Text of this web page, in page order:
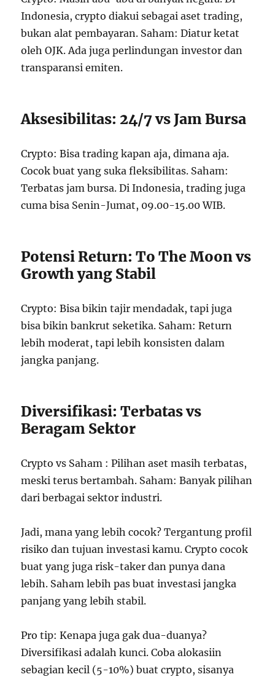
Indonesia, crypto diakui sebagai aset trading,
bukan alat pembayaran. Saham: Diatur ketat
oleh OJK. Ada juga perlindungan investor dan
transparansi emiten.
Aksesibilitas: 24/7 vs Jam Bursa
Crypto: Bisa trading kapan aja, dimana aja.
Cocok buat yang suka fleksibilitas. Saham:
Terbatas jam bursa. Di Indonesia, trading juga
cuma bisa Senin-Jumat, 09.00-15.00 WIB.
Potensi Return: To The Moon vs
Growth yang Stabil
Crypto: Bisa bikin tajir mendadak, tapi juga
bisa bikin bankrut seketika. Saham: Return
lebih moderat, tapi lebih konsisten dalam
jangka panjang.
Diversifikasi: Terbatas vs
Beragam Sektor
Crypto vs Saham : Pilihan aset masih terbatas,
meski terus bertambah. Saham: Banyak pilihan
dari berbagai sektor industri.
Jadi, mana yang lebih cocok? Tergantung profil
risiko dan tujuan investasi kamu. Crypto cocok
buat yang juga risk-taker dan punya dana
lebih. Saham lebih pas buat investasi jangka
panjang yang lebih stabil.
Pro tip: Kenapa juga gak dua-duanya?
Diversifikasi adalah kunci. Coba alokasiin
sebagian kecil (5-10%) buat crypto, sisanya